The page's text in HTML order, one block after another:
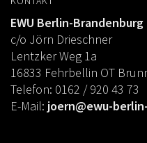
EWU Berlin-Brandenburg
c/o Jörn Drieschner
Lentzker Weg 1a
16833 Fehrbellin OT
Telefon: 0162 / 920 43 73
E-Mail: joern@ewu-